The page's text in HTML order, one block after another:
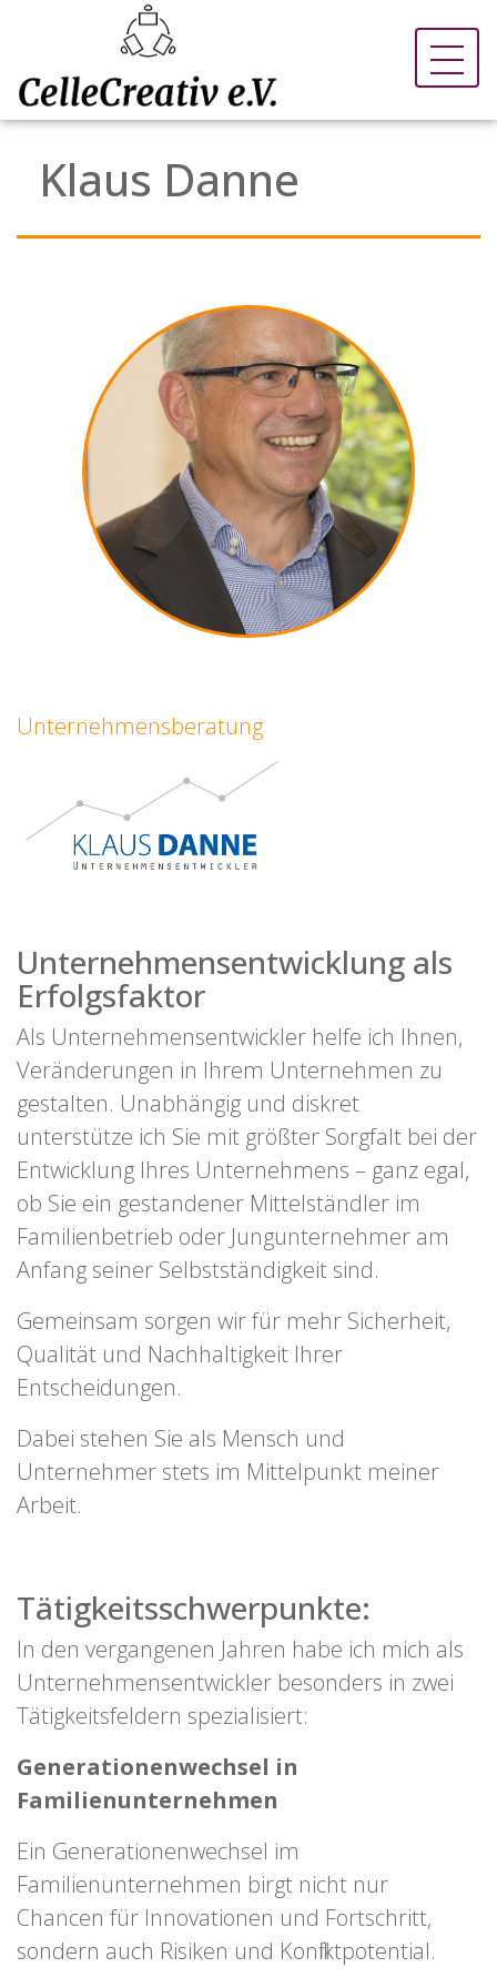
Klaus Danne
Unternehmensberatung
Unternehmensentwicklung als
Erfolgsfaktor
Als Unternehmensentwickler helfe ich Ihnen,
Veränderungen in Ihrem Unternehmen zu
gestalten. Unabhängig und diskret
unterstütze ich Sie mit größter Sorgfalt bei der
Entwicklung Ihres Unternehmens – ganz egal,
ob Sie ein gestandener Mittelständler im
Familienbetrieb oder Jungunternehmer am
Anfang seiner Selbstständigkeit sind.
Gemeinsam sorgen wir für mehr Sicherheit,
Qualität und Nachhaltigkeit Ihrer
Entscheidungen.
Dabei stehen Sie als Mensch und
Unternehmer stets im Mittelpunkt meiner
Arbeit.
Tätigkeitsschwerpunkte:
In den vergangenen Jahren habe ich mich als
Unternehmensentwickler besonders in zwei
Tätigkeitsfeldern spezialisiert:
Generationenwechsel in
Familienunternehmen
Ein Generationenwechsel im
Familienunternehmen birgt nicht nur
Chancen für Innovationen und Fortschritt,
sondern auch Risiken und Konfliktpotential.